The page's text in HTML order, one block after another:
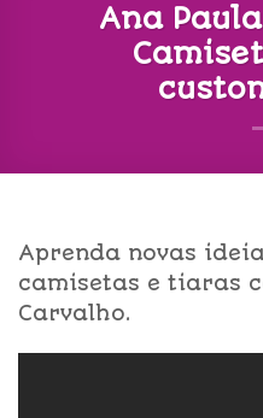
Ana
Aprenda novas
camisetas e tiaras
Carvalho.